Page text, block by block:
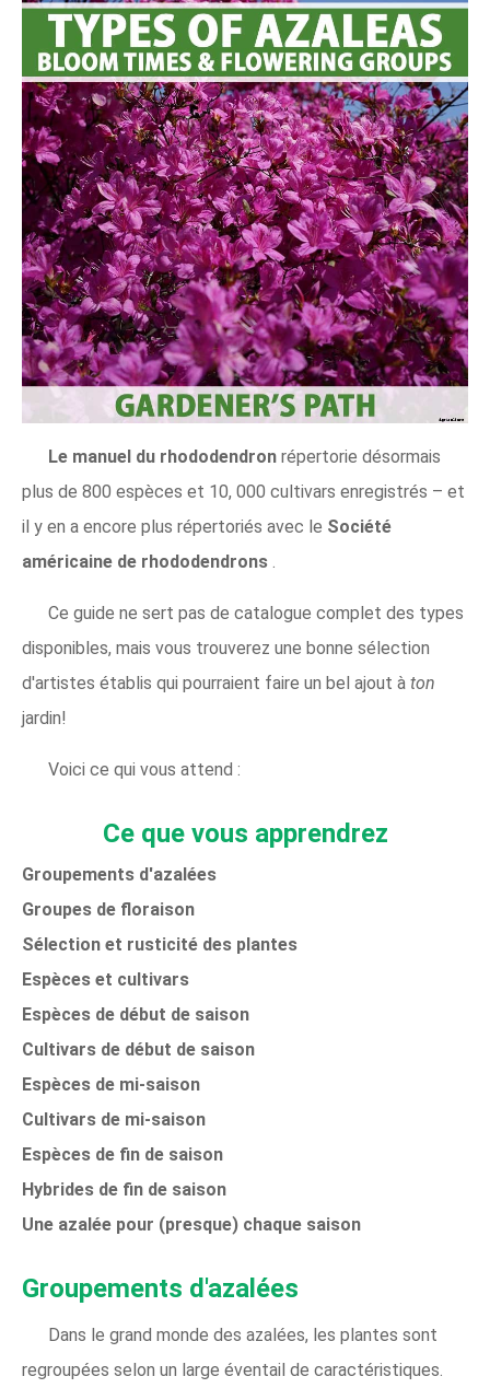
Le manuel du rhododendron répertorie désormais
plus de 800 espèces et 10, 000 cultivars enregistrés – et
il y en a encore plus répertoriés avec le Société
américaine de rhododendrons
Ce guide ne sert pas de catalogue complet des types
disponibles, mais vous trouverez une bonne sélection
d'artistes établis qui pourraient faire un bel ajout à ton
jardin!
Voici ce qui vous attend :
Ce que vous apprendrez
Groupements d'azalées
Groupes de floraison
Sélection et rusticité des plantes
Espèces et cultivars
Espèces de début de saison
Cultivars de début de saison
Espèces de mi-saison
Cultivars de mi-saison
Espèces de fin de saison
Hybrides de fin de saison
Une azalée pour (presque) chaque saison
Groupements d'azalées
Dans le grand monde des azalées, les plantes sont
regroupées selon un large éventail de caractéristiques.